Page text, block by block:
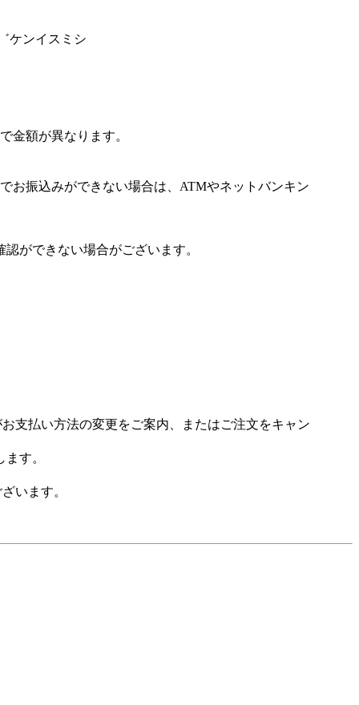
ケンイスミシ
金額が異なります。
お振込みができない場合は、ATMやネットバンキン
ができない場合がございます。
支払い方法の変更をご案内、またはご注文をキャン
す。
います。